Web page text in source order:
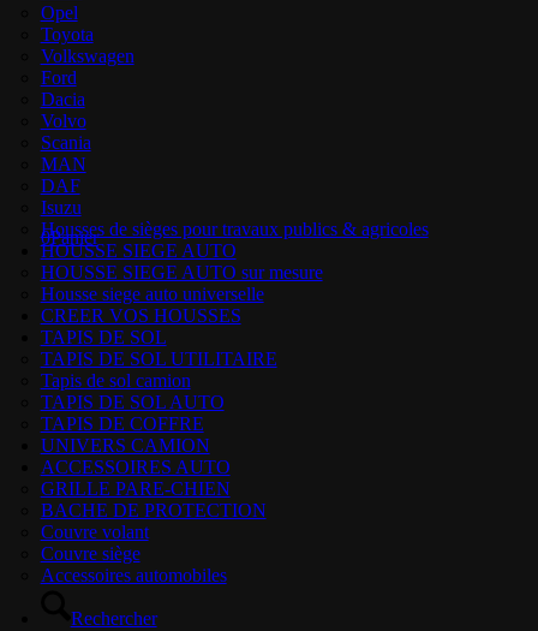
0Panier
Opel
Toyota
Volkswagen
Ford
Dacia
Volvo
Scania
MAN
DAF
Isuzu
Housses de sièges pour travaux publics & agricoles
HOUSSE SIEGE AUTO
HOUSSE SIEGE AUTO sur mesure
Housse siege auto universelle
CREER VOS HOUSSES
TAPIS DE SOL
TAPIS DE SOL UTILITAIRE
Tapis de sol camion
TAPIS DE SOL AUTO
TAPIS DE COFFRE
UNIVERS CAMION
ACCESSOIRES AUTO
GRILLE PARE-CHIEN
BACHE DE PROTECTION
Couvre volant
Couvre siège
Accessoires automobiles
Rechercher